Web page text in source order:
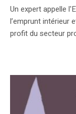
Un expert appelle
l’emprunt intérieur
profit du secteur